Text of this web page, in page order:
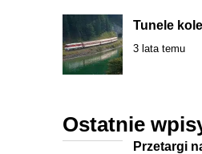
Tunele
3 lata temu
Ostatnie
Przetargi